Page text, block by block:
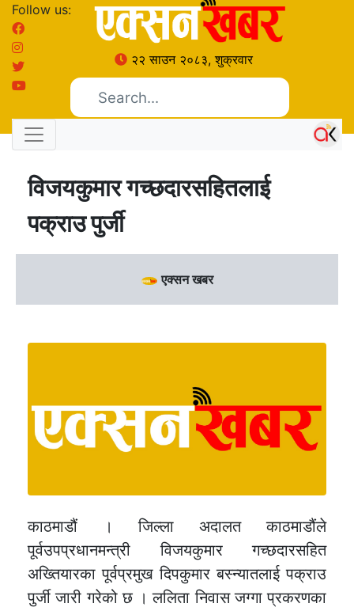
Follow us:
२२ साउन २०८३, शुक्रवार
विजयकुमार गच्छदारसहितलाई
पक्राउ पुर्जी
एक्सन खबर
काठमाडौं । जिल्ला अदालत काठमाडौंले
पूर्वउपप्रधानमन्त्री विजयकुमार गच्छदारसहित
अख्तियारका पूर्वप्रमुख दिपकुमार बस्न्यातलाई पक्राउ
पुर्जी जारी गरेको छ । ललिता निवास जग्गा प्रकरणका